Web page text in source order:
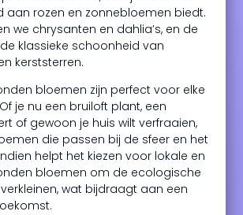
aan rozen en zonnebloemen biedt.
we chrysanten en dahlia’s, en de
klassieke schoonheid van
kerststerren.
bloemen zijn perfect voor elke
je nu een bruiloft plant, een
of gewoon je huis wilt verfraaien,
die passen bij de sfeer en het
helpt het kiezen voor lokale en
bloemen om de ecologische
wat bijdraagt aan een